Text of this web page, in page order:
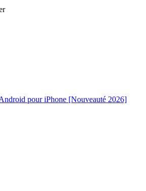
pour iPhone [Nouveauté 2026]